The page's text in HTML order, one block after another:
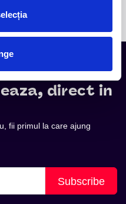
direct in
fii primul la care ajung
Subscribe